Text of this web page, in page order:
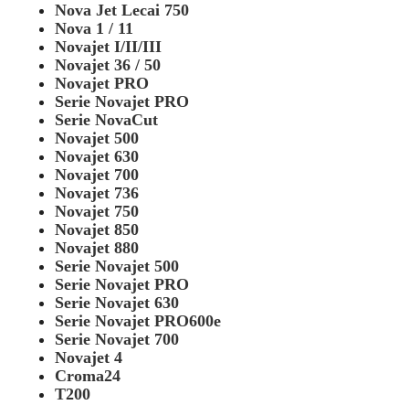
Nova Jet Lecai 750
Nova 1 / 11
Novajet I/II/III
Novajet 36 / 50
Novajet PRO
Serie Novajet PRO
Serie NovaCut
Novajet 500
Novajet 630
Novajet 700
Novajet 736
Novajet 750
Novajet 850
Novajet 880
Serie Novajet 500
Serie Novajet PRO
Serie Novajet 630
Serie Novajet PRO600e
Serie Novajet 700
Novajet 4
Croma24
T200